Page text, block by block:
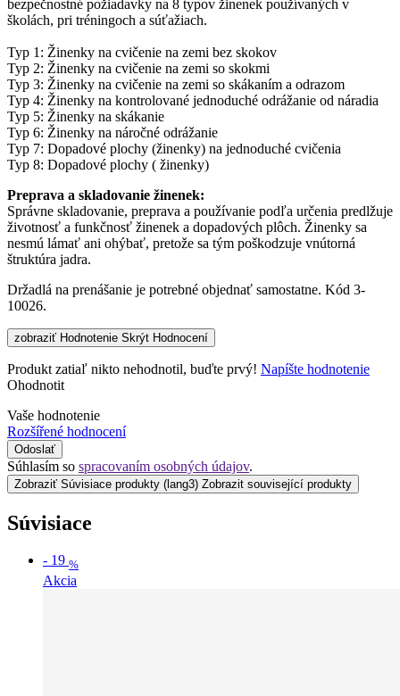
bezpečnostné požiadavky na 8 typov žinenek používaných v
školách, pri tréningoch a súťažiach.
Typ 1: Žinenky na cvičenie na zemi bez skokov
Typ 2: Žinenky na cvičenie na zemi so skokmi
Typ 3: Žinenky na cvičenie na zemi so skákaním a odrazom
Typ 4: Žinenky na kontrolované jednoduché odrážanie od náradia
Typ 5: Žinenky na skákanie
Typ 6: Žinenky na náročné odrážanie
Typ 7: Dopadové plochy (žinenky) na jednoduché cvičenia
Typ 8: Dopadové plochy ( žinenky)
Preprava a skladovanie žinenek:
Správne skladovanie, preprava a používanie podľa určenia predlžuje
životnosť a funkčnosť žinenek a dopadových plôch. Žinenky sa
nesmú lámať ani ohýbať, pretože sa tým poškodzuje vnútorná
štruktúra jadra.
Držadlá na prenášanie je potrebné objednať samostatne. Kód 3-
10026.
zobraziť Hodnotenie Skrýt Hodnocení
Produkt zatiaľ nikto nehodnotil, buďte prvý! Napíšte hodnotenie
Ohodnotit
Vaše hodnotenie
Rozšířené hodnocení
Odoslať
Súhlasím so spracovaním osobných údajov.
Zobraziť Súvisiace produkty (lang3) Zobrazit související produkty
Súvisiace
- 19 %
Akcia